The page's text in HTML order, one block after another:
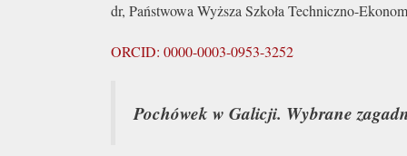
dr, Państwowa Wyższa Szkoła Techniczno-
ORCID: 0000-0003-0953-3252
Pochówek w Galicji. Wybrane